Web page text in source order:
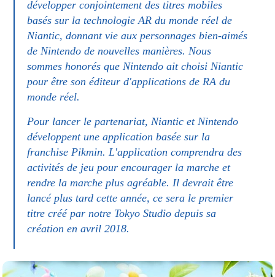
développer conjointement des titres mobiles
basés sur la technologie AR du monde réel de
Niantic, donnant vie aux personnages bien-aimés
de Nintendo de nouvelles manières. Nous
sommes honorés que Nintendo ait choisi Niantic
pour être son éditeur d'applications de RA du
monde réel.
Pour lancer le partenariat, Niantic et Nintendo
développent une application basée sur la
franchise Pikmin. L'application comprendra des
activités de jeu pour encourager la marche et
rendre la marche plus agréable. Il devrait être
lancé plus tard cette année, ce sera le premier
titre créé par notre Tokyo Studio depuis sa
création en avril 2018.